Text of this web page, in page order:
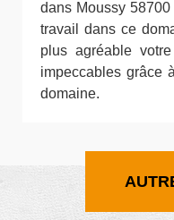
dans Moussy
travail dans ce
plus agréable
impeccables grâce
domaine.